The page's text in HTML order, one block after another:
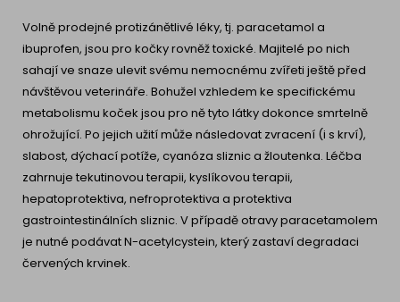
Volně prodejné protizánětlivé léky, tj. paracetamol a
ibuprofen, jsou pro kočky rovněž toxické. Majitelé po nich
sahají ve snaze ulevit svému nemocnému zvířeti ještě před
návštěvou veterináře. Bohužel vzhledem ke specifickému
metabolismu koček jsou pro ně tyto látky dokonce smrtelně
ohrožující. Po jejich užití může následovat zvracení (i s krví),
slabost, dýchací potíže, cyanóza sliznic a žloutenka. Léčba
zahrnuje tekutinovou terapii, kyslíkovou terapii,
hepatoprotektiva, nefroprotektiva a protektiva
gastrointestinálních sliznic. V případě otravy paracetamolem
je nutné podávat N-acetylcystein, který zastaví degradaci
červených krvinek.